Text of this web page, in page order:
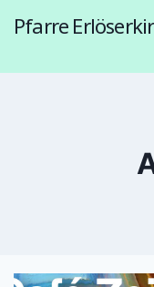
Pfarre